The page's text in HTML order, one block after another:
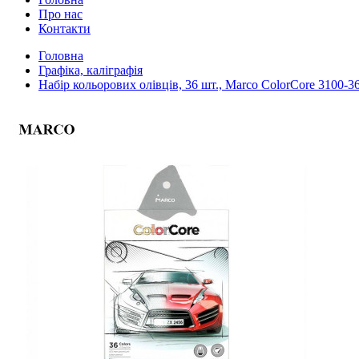
Про нас
Контакти
Головна
Графіка, каліграфія
Набір кольорових олівців, 36 шт., Marco ColorCore 3100-